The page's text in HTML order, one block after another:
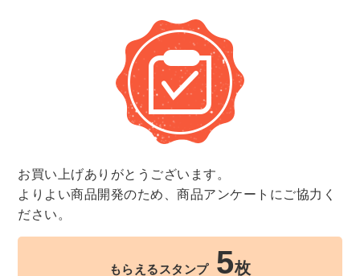
お買い上げありがとうございます。
よりよい商品開発のため、商品アンケートにご協力く
ださい。
もらえるスタンプ 5枚